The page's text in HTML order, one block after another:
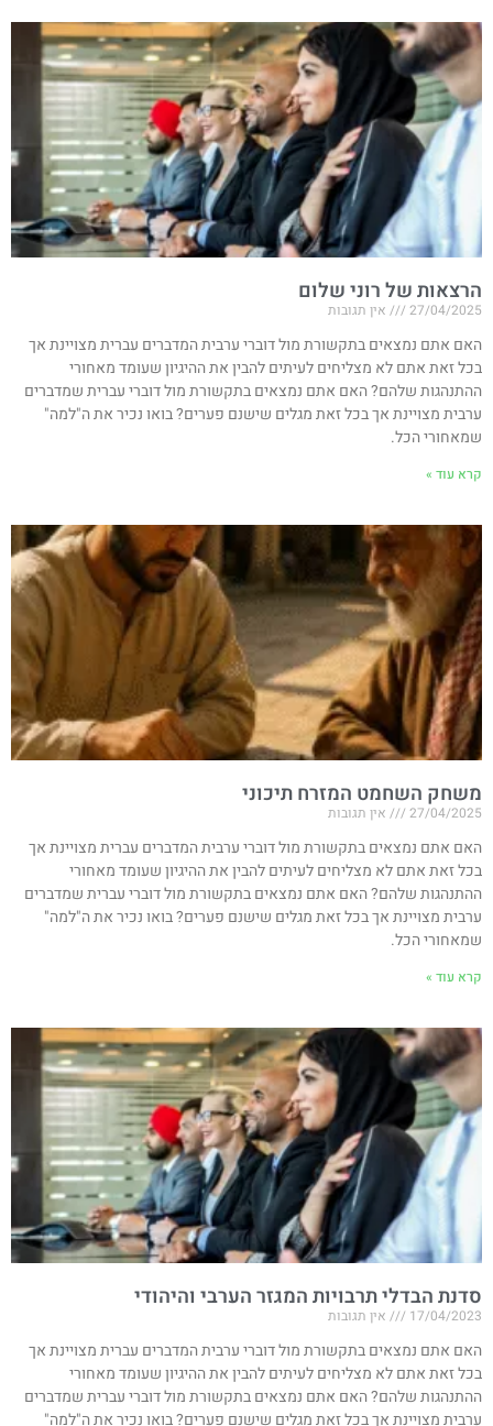
הרצאות של רוני שלום
27/04/2025 אין תגובות
האם אתם נמצאים בתקשורת מול דוברי ערבית המדברים עברית מצויינת אך
בכל זאת אתם לא מצליחים לעיתים להבין את ההיגיון שעומד מאחורי
ההתנהגות שלהם? האם אתם נמצאים בתקשורת מול דוברי עברית שמדברים
ערבית מצויינת אך בכל זאת מגלים שישנם פערים? בואו נכיר את ה"למה"
שמאחורי הכל.
קרא עוד »
משחק השחמט המזרח תיכוני
27/04/2025 אין תגובות
האם אתם נמצאים בתקשורת מול דוברי ערבית המדברים עברית מצויינת אך
בכל זאת אתם לא מצליחים לעיתים להבין את ההיגיון שעומד מאחורי
ההתנהגות שלהם? האם אתם נמצאים בתקשורת מול דוברי עברית שמדברים
ערבית מצויינת אך בכל זאת מגלים שישנם פערים? בואו נכיר את ה"למה"
שמאחורי הכל.
קרא עוד »
סדנת הבדלי תרבויות המגזר הערבי והיהודי
17/04/2023 אין תגובות
האם אתם נמצאים בתקשורת מול דוברי ערבית המדברים עברית מצויינת אך
בכל זאת אתם לא מצליחים לעיתים להבין את ההיגיון שעומד מאחורי
ההתנהגות שלהם? האם אתם נמצאים בתקשורת מול דוברי עברית שמדברים
ערבית מצויינת אך בכל זאת מגלים שישנם פערים? בואו נכיר את ה"למה"